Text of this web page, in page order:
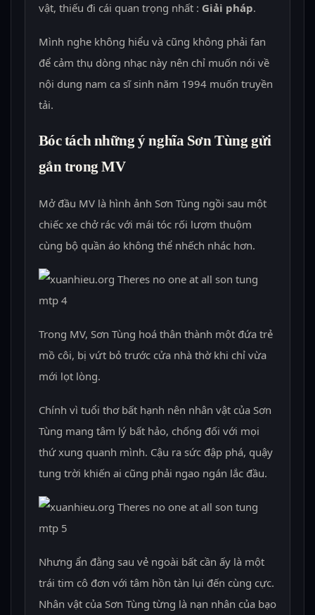
vật, thiếu đi cái quan trọng nhất : Giải pháp.
Mình nghe không hiểu và cũng không phải fan
để cảm thụ dòng nhạc này nên chỉ muốn nói về
nội dung nam ca sĩ sinh năm 1994 muốn truyền
tải.
Bóc tách những ý nghĩa Sơn Tùng gửi
gắn trong MV
Mở đầu MV là hình ảnh Sơn Tùng ngồi sau một
chiếc xe chở rác với mái tóc rối lượm thuộm
cùng bộ quần áo không thể nhếch nhác hơn.
Trong MV, Sơn Tùng hoá thân thành một đứa trẻ
mồ côi, bị vứt bỏ trước cửa nhà thờ khi chỉ vừa
mới lọt lòng.
Chính vì tuổi thơ bất hạnh nên nhân vật của Sơn
Tùng mang tâm lý bất hảo, chống đối với mọi
thứ xung quanh mình. Cậu ra sức đập phá, quậy
tung trời khiến ai cũng phải ngao ngán lắc đầu.
Nhưng ẩn đằng sau vẻ ngoài bất cần ấy là một
trái tim cô đơn với tâm hồn tàn lụi đến cùng cực.
Nhân vật của Sơn Tùng từng là nạn nhân của bạo